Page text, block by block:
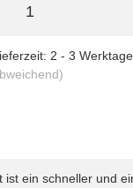
2 - 3 Werktage
ist ein schneller und